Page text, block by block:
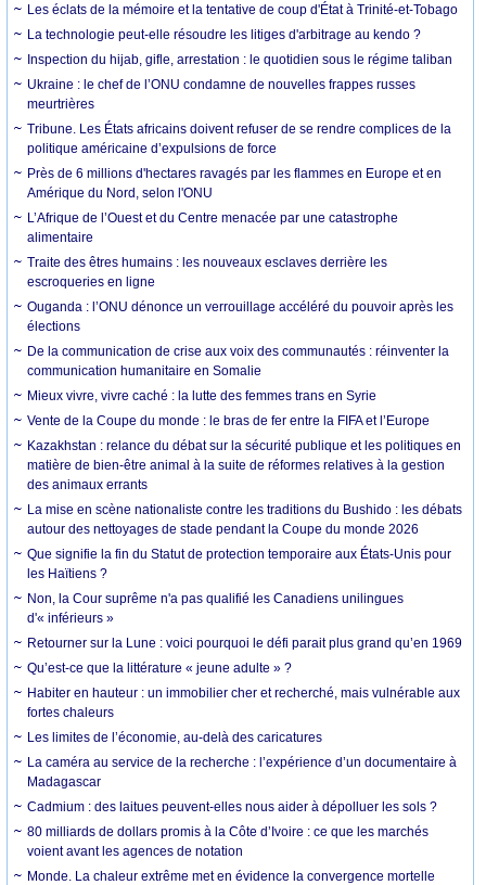
Les éclats de la mémoire et la tentative de coup d'État à Trinité-et-Tobago
La technologie peut-elle résoudre les litiges d'arbitrage au kendo ?
Inspection du hijab, gifle, arrestation : le quotidien sous le régime taliban
Ukraine : le chef de l’ONU condamne de nouvelles frappes russes
meurtrières
Tribune. Les États africains doivent refuser de se rendre complices de la
politique américaine d’expulsions de force
Près de 6 millions d'hectares ravagés par les flammes en Europe et en
Amérique du Nord, selon l'ONU
L’Afrique de l’Ouest et du Centre menacée par une catastrophe
alimentaire
Traite des êtres humains : les nouveaux esclaves derrière les
escroqueries en ligne
Ouganda : l’ONU dénonce un verrouillage accéléré du pouvoir après les
élections
De la communication de crise aux voix des communautés : réinventer la
communication humanitaire en Somalie
Mieux vivre, vivre caché : la lutte des femmes trans en Syrie
Vente de la Coupe du monde : le bras de fer entre la FIFA et l’Europe
Kazakhstan : relance du débat sur la sécurité publique et les politiques en
matière de bien-être animal à la suite de réformes relatives à la gestion
des animaux errants
La mise en scène nationaliste contre les traditions du Bushido : les débats
autour des nettoyages de stade pendant la Coupe du monde 2026
Que signifie la fin du Statut de protection temporaire aux États-Unis pour
les Haïtiens ?
Non, la Cour suprême n'a pas qualifié les Canadiens unilingues
d'« inférieurs »
Retourner sur la Lune : voici pourquoi le défi parait plus grand qu’en 1969
Qu’est-ce que la littérature « jeune adulte » ?
Habiter en hauteur : un immobilier cher et recherché, mais vulnérable aux
fortes chaleurs
Les limites de l’économie, au-delà des caricatures
La caméra au service de la recherche : l’expérience d’un documentaire à
Madagascar
Cadmium : des laitues peuvent-elles nous aider à dépolluer les sols ?
80 milliards de dollars promis à la Côte d’Ivoire : ce que les marchés
voient avant les agences de notation
Monde. La chaleur extrême met en évidence la convergence mortelle